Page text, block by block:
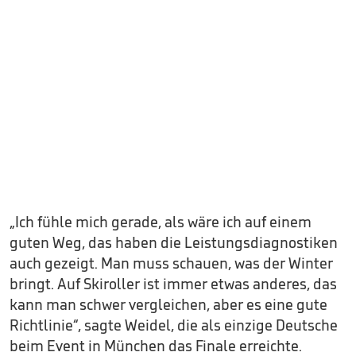
„Ich fühle mich gerade, als wäre ich auf einem
guten Weg, das haben die Leistungsdiagnostiken
auch gezeigt. Man muss schauen, was der Winter
bringt. Auf Skiroller ist immer etwas anderes, das
kann man schwer vergleichen, aber es eine gute
Richtlinie“, sagte Weidel, die als einzige Deutsche
beim Event in München das Finale erreichte.